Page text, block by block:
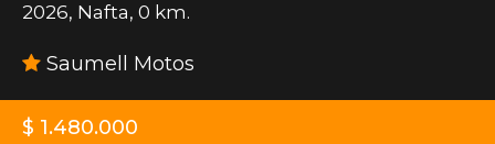
2026, Nafta, 0 km.
Saumell Motos
$ 1.480.000